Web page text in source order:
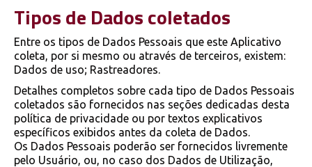
Tipos de Dados coletados
Entre os tipos de Dados Pessoais que este Aplicativo
coleta, por si mesmo ou através de terceiros, existem:
Dados de uso; Rastreadores.
Detalhes completos sobre cada tipo de Dados Pessoais
coletados são fornecidos nas seções dedicadas desta
política de privacidade ou por textos explicativos
específicos exibidos antes da coleta de Dados.
Os Dados Pessoais poderão ser fornecidos livremente
pelo Usuário, ou, no caso dos Dados de Utilização,